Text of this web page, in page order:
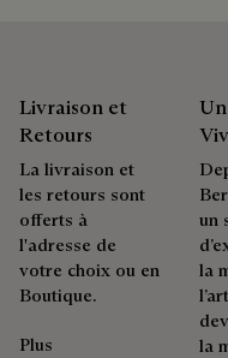
par la Maison sont
exigeantes.
Explorer l’origine de nos
Traçabilité
Berluti s'engage pour
et durable en auditant
d’un chiffon doux, puis
nourrir et protéger le
lustreur d’un geste
brillance.
Première Patine
Fruit d'un savoir-faire
Livraison et
Retours
La livraison et
les retours sont
offerts à
l'adresse de
votre choix ou en
Boutique.
Plus
un
la
la